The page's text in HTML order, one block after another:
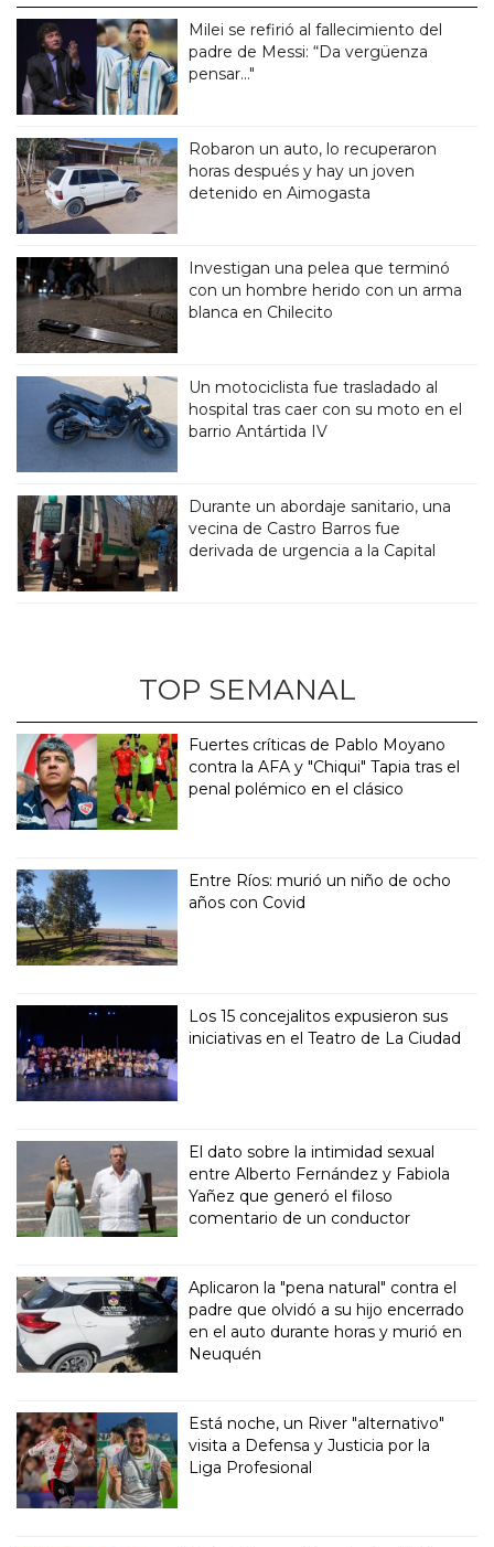
Milei se refirió al fallecimiento del
padre de Messi: “Da vergüenza
pensar..."
Robaron un auto, lo recuperaron
horas después y hay un joven
detenido en Aimogasta
Investigan una pelea que terminó
con un hombre herido con un arma
blanca en Chilecito
Un motociclista fue trasladado al
hospital tras caer con su moto en el
barrio Antártida IV
Durante un abordaje sanitario, una
vecina de Castro Barros fue
derivada de urgencia a la Capital
TOP SEMANAL
Fuertes críticas de Pablo Moyano
contra la AFA y "Chiqui" Tapia tras el
penal polémico en el clásico
Entre Ríos: murió un niño de ocho
años con Covid
Los 15 concejalitos expusieron sus
iniciativas en el Teatro de La Ciudad
El dato sobre la intimidad sexual
entre Alberto Fernández y Fabiola
Yañez que generó el filoso
comentario de un conductor
Aplicaron la "pena natural" contra el
padre que olvidó a su hijo encerrado
en el auto durante horas y murió en
Neuquén
Está noche, un River "alternativo"
visita a Defensa y Justicia por la
Liga Profesional